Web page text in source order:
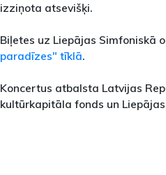
izziņota atsevišķi.
Biļetes uz Liepājas Simfoniskā
paradīzes" tīklā.
Koncertus atbalsta Latvijas
kultūrkapitāla fonds un